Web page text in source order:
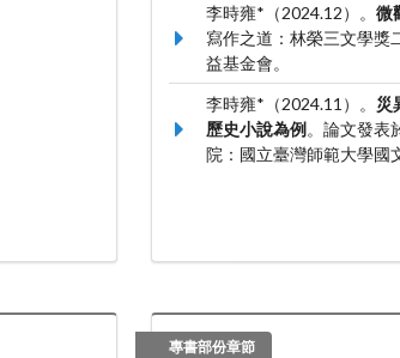
李時雍*（2024.12）。 微
寫作之道：林榮三文學獎
益基金會。
李時雍*（2024.11）。 災
歷史小說為例。論文發表
院：國立臺灣師範大學國
專書部份章節